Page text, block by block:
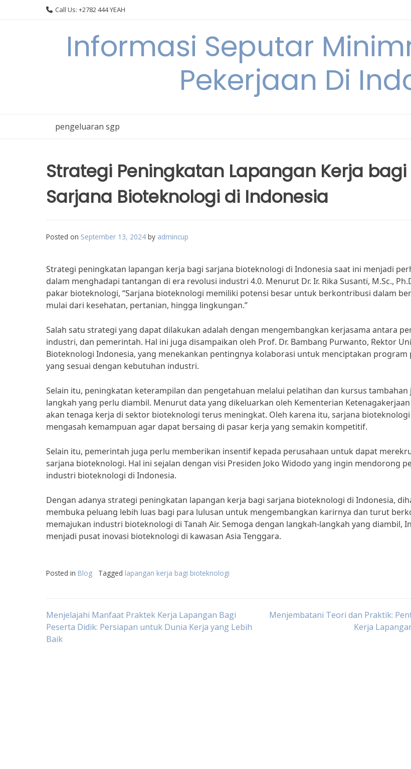
Call Us: +2782 444 YEAH
Informasi Seputar
Pekerjaan Di
pengeluaran sgp
Strategi Peningkatan Lapangan Kerja bagi
Sarjana Bioteknologi di Indonesia
Posted on September 13, 2024 by admincup
Strategi peningkatan lapangan kerja bagi sarjana bioteknologi di Indonesia saat ini menjadi
dalam menghadapi tantangan di era revolusi industri 4.0. Menurut Dr. Ir. Rika Susanti, M.Sc.,
pakar bioteknologi, “Sarjana bioteknologi memiliki potensi besar untuk berkontribusi dalam
mulai dari kesehatan, pertanian, hingga lingkungan.”
Salah satu strategi yang dapat dilakukan adalah dengan mengembangkan kerjasama antara
industri, dan pemerintah. Hal ini juga disampaikan oleh Prof. Dr. Bambang Purwanto, Rektor
Bioteknologi Indonesia, yang menekankan pentingnya kolaborasi untuk menciptakan program
yang sesuai dengan kebutuhan industri.
Selain itu, peningkatan keterampilan dan pengetahuan melalui pelatihan dan kursus tambahan
langkah yang perlu diambil. Menurut data yang dikeluarkan oleh Kementerian
akan tenaga kerja di sektor bioteknologi terus meningkat. Oleh karena itu, sarjana
mengasah kemampuan agar dapat bersaing di pasar kerja yang semakin kompetitif.
Selain itu, pemerintah juga perlu memberikan insentif kepada perusahaan untuk dapat
sarjana bioteknologi. Hal ini sejalan dengan visi Presiden Joko Widodo yang ingin mendorong
industri bioteknologi di Indonesia.
Dengan adanya strategi peningkatan lapangan kerja bagi sarjana bioteknologi di Indonesia,
membuka peluang lebih luas bagi para lulusan untuk mengembangkan karirnya dan turut
memajukan industri bioteknologi di Tanah Air. Semoga dengan langkah-langkah yang diambil,
menjadi pusat inovasi bioteknologi di kawasan Asia Tenggara.
Posted in Blog Tagged lapangan kerja bagi bioteknologi
Post
navigation
Menjelajahi Manfaat Praktek Kerja Lapangan Bagi
Peserta Didik: Persiapan untuk Dunia Kerja yang Lebih
Baik
Menjembatani Teori dan Praktik:
Kerja